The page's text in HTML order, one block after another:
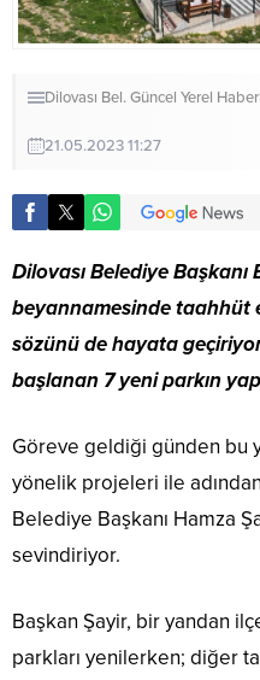
Dilovası Bel. Güncel Yerel
21.05.2023 11:27
Dilovası Belediye Başkanı
beyannamesinde taahhüt
sözünü de hayata
başlanan 7 yeni parkın
Göreve geldiği günden bu
yönelik projeleri ile
Belediye Başkanı Hamza
sevindiriyor.
Başkan Şayir, bir yandan
parkları yenilerken; diğer